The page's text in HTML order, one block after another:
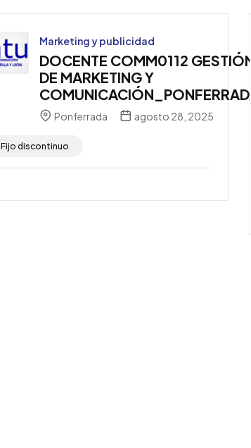
Marketing y publicidad
DOCENTE COMM0112 GESTIÓN
DE MARKETING Y
COMUNICACIÓN_PONFERRADA
Ponferrada agosto 28, 2025
Fijo discontinuo